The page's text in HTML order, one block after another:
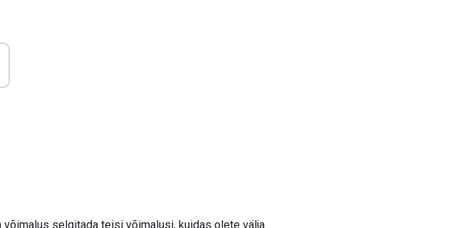
selgitada teisi võimalusi, kuidas olete välja